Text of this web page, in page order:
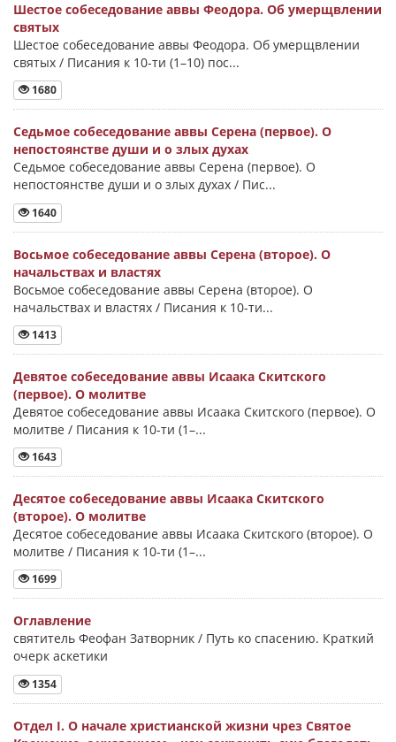
Шестое собеседование аввы Феодора. Об умерщвлении
святых
Шестое собеседование аввы Феодора. Об умерщвлении
святых / Писания к 10-ти (1–10) пос...
1680
Седьмое собеседование аввы Серена (первое). О
непостоянстве души и о злых духах
Седьмое собеседование аввы Серена (первое). О
непостоянстве души и о злых духах / Пис...
1640
Восьмое собеседование аввы Серена (второе). О
начальствах и властях
Восьмое собеседование аввы Серена (второе). О
начальствах и властях / Писания к 10-ти...
1413
Девятое собеседование аввы Исаака Скитского
(первое). О молитве
Девятое собеседование аввы Исаака Скитского (первое). О
молитве / Писания к 10-ти (1–...
1643
Десятое собеседование аввы Исаака Скитского
(второе). О молитве
Десятое собеседование аввы Исаака Скитского (второе). О
молитве / Писания к 10-ти (1–...
1699
Оглавление
святитель Феофан Затворник / Путь ко спасению. Краткий
очерк аскетики
1354
Отдел I. О начале христианской жизни чрез Святое